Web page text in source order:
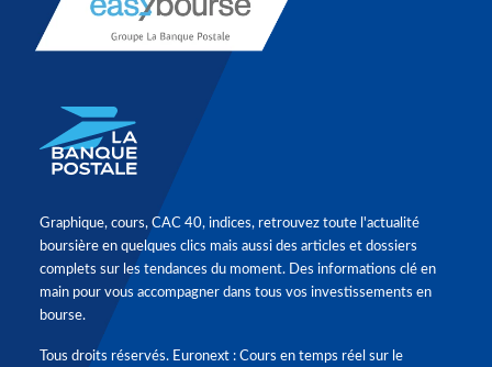
Graphique, cours, CAC 40, indices, retrouvez toute l'actualité
boursière en quelques clics mais aussi des articles et dossiers
complets sur les tendances du moment. Des informations clé en
main pour vous accompagner dans tous vos investissements en
bourse.
Tous droits réservés. Euronext : Cours en temps réel sur le